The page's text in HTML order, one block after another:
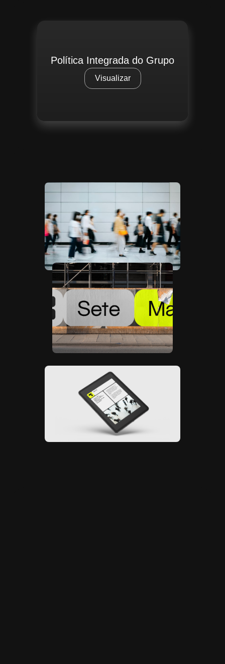
Política Integrada do Grupo
Visualizar